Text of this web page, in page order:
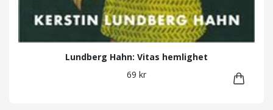
Lundberg Hahn: Vitas hemlighet
69 kr